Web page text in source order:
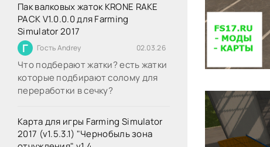
Пак валковых жаток KRONE RAKE
PACK V1.0.0.0 для Farming
Simulator 2017
Г Гость Andrey 02.03.26
Что подберают жатки? есть жатки
которые подбирают солому для
переработки в сечку?
Карта для игры Farming Simulator
2017 (v1.5.3.1) "Чернобыль зона